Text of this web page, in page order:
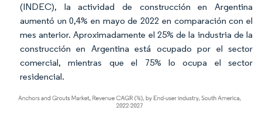
(INDEC), la actividad de construcción en Argentina
aumentó un 0,4% en mayo de 2022 en comparación con el
mes anterior. Aproximadamente el 25% de la industria de la
construcción en Argentina está ocupado por el sector
comercial, mientras que el 75% lo ocupa el sector
residencial.